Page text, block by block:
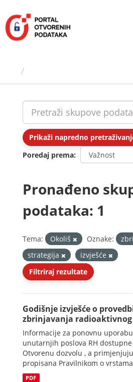
sadržaj
Prikaži napredno
Poredaj prema
Pronađeno
podataka: 1
Tema: Okoliš Oznake:
strategija
izvješće
Filtriraj rezultate
Godišnje izvješće o
zbrinjavanja radioaktivnog
Informacije za ponovnu
unutarnjih poslova RH
Otvorenu dozvolu , a
propisana Pravilnikom o
PDF